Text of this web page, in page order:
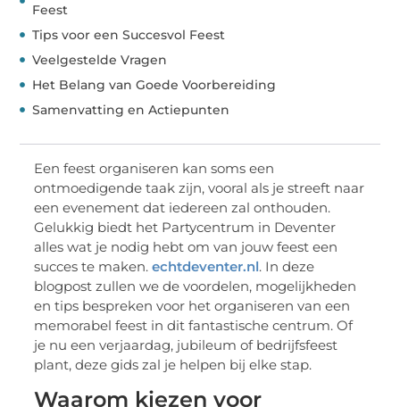
Feest
Tips voor een Succesvol Feest
Veelgestelde Vragen
Het Belang van Goede Voorbereiding
Samenvatting en Actiepunten
Een feest organiseren kan soms een
ontmoedigende taak zijn, vooral als je streeft naar
een evenement dat iedereen zal onthouden.
Gelukkig biedt het Partycentrum in Deventer
alles wat je nodig hebt om van jouw feest een
succes te maken.echtdeventer.nl. In deze
blogpost zullen we de voordelen, mogelijkheden
en tips bespreken voor het organiseren van een
memorabel feest in dit fantastische centrum. Of
je nu een verjaardag, jubileum of bedrijfsfeest
plant, deze gids zal je helpen bij elke stap.
Waarom kiezen voor